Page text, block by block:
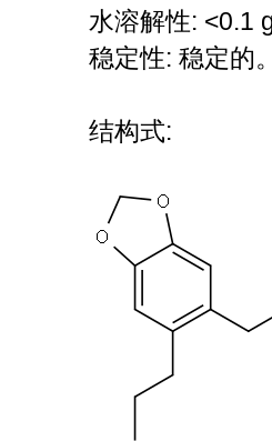
水溶解性: <0.1
稳定性: 稳定的
结构式: